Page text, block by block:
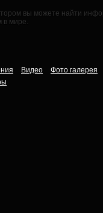
вы можете найти
в мире.
Видео
Фото галерея